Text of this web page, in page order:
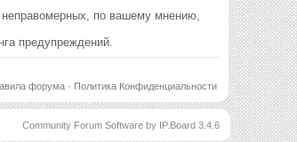
неправомерных, по вашему мнению,
предупреждений.
Политика Конфиденциальности
форума·
Community Forum Software by IP.Board 3.4.6